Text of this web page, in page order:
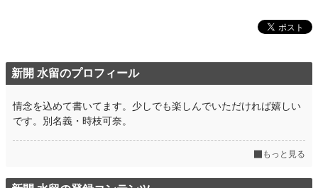
新開 水留のプロフィール
情念を込めて書いてます。少しでも楽しんでいただければ嬉しい
です。別名義・時枝可奈。
もっと見る